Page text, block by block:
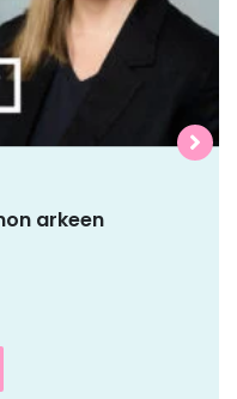
arkeen
Voit
tehdä
valinnat
tuotteen
sivulla.